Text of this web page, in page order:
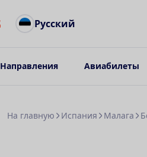
Русский
Направления Авиабилеты
На главную Испания Малага